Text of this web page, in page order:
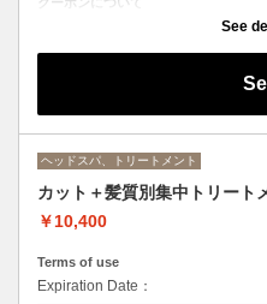
２０分のショートヘッドスパSee
ヘッドスパ、トリートメント
カット＋髪質別集中トリート
￥10,400
Terms of use
Expiration Date：